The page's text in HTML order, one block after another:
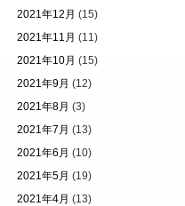
2021年12月 (15)
2021年11月 (11)
2021年10月 (15)
2021年9月 (12)
2021年8月 (3)
2021年7月 (13)
2021年6月 (10)
2021年5月 (19)
2021年4月 (13)